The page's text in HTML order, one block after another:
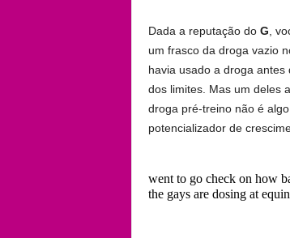
Dada a reputação do G ,
um frasco da droga vazio
havia usado a droga
dos limites. Mas um deles
droga pré-treino não é
potencializador de
went to go check on how
the gays are dosing at